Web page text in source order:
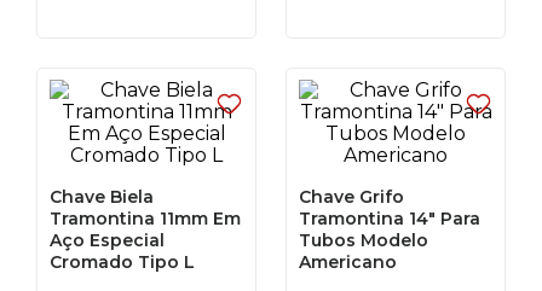
Chave Biela
Tramontina 11mm Em
Aço Especial
Cromado Tipo L
Chave Grifo
Tramontina 14" Para
Tubos Modelo
Americano